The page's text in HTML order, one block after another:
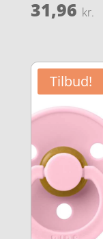
31,96 kr.
Tilbud!